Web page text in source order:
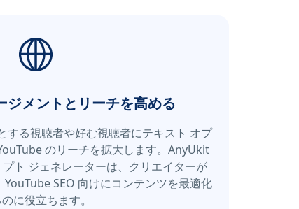
ジメントとリーチを高める
する視聴者や好む視聴者にテキスト オプ
のリーチを拡大します。AnyUkit
ト ジェネレーターは、クリエイターが
SEO 向けにコンテンツを最適化
に役立ちます。